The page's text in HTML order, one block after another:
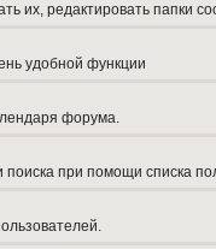
их, редактировать папки
удобной функции
форума.
при помощи списка